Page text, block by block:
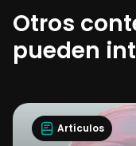
Otros
pueden
Artículos